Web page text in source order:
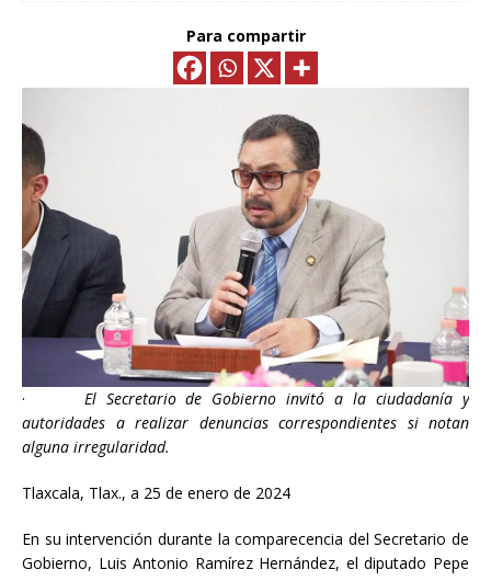
Para compartir
· El Secretario de Gobierno invitó a la ciudadanía y
autoridades a realizar denuncias correspondientes si notan
alguna irregularidad.
Tlaxcala, Tlax., a 25 de enero de 2024
En su intervención durante la comparecencia del Secretario de
Gobierno, Luis Antonio Ramírez Hernández, el diputado Pepe